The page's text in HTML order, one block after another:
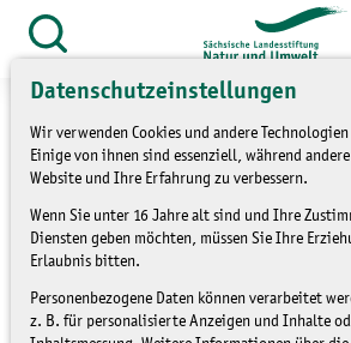
Datenschutzeinstellungen
Wir verwenden Cookies und andere
Einige von ihnen sind essenziell, während
Website und Ihre Erfahrung zu verbessern.
Wenn Sie unter 16 Jahre alt sind und Ihre
Diensten geben möchten, müssen Sie Ihre
Erlaubnis bitten.
Personenbezogene Daten können verarbeitet
z. B. für personalisierte Anzeigen und Inhalte
Zum
Inhalt
springen
öffnen
1. Wechselburger
Parkseminar